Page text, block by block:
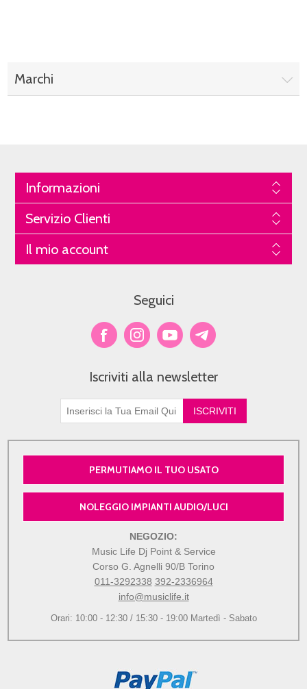
Marchi
Informazioni
Servizio Clienti
Il mio account
Seguici
Iscriviti alla newsletter
PERMUTIAMO IL TUO USATO
NOLEGGIO IMPIANTI AUDIO/LUCI
NEGOZIO:
Music Life Dj Point & Service
Corso G. Agnelli 90/B Torino
011-3292338 392-2336964
info@musiclife.it
Orari: 10:00 - 12:30 / 15:30 - 19:00 Martedì - Sabato